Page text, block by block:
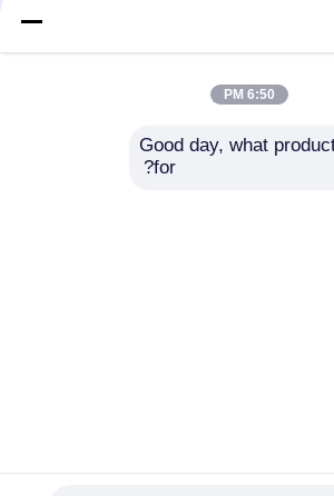
410 البلاستيك
البنفسجية إغلاق مع مفتاح
اليسار الصحيح
افضل سعر
6:50 PM
Good day, what
for?